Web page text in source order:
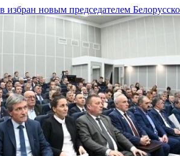
новым председателем